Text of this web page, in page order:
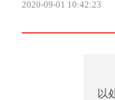
2020-09-01 10:42:23
以